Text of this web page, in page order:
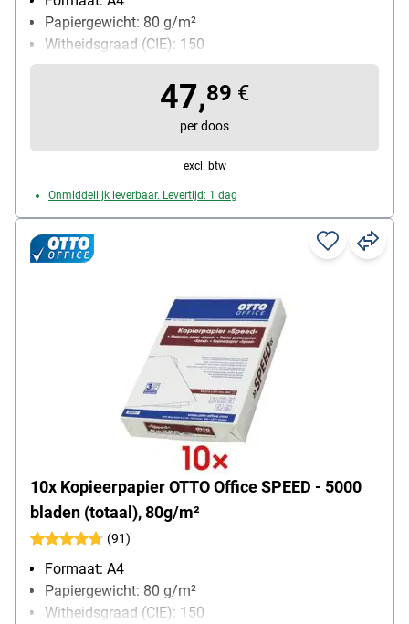
Papiergewicht: 80 g/m²
Witheidsgraad (CIE): 150
Inhoud per pak: 2500 bladen
47,89 €
per doos
excl. btw
Onmiddellijk leverbaar. Levertijd: 1 dag
10x Kopieerpapier OTTO Office SPEED - 5000
bladen (totaal), 80g/m²
(91)
Formaat: A4
Papiergewicht: 80 g/m²
Witheidsgraad (CIE): 150